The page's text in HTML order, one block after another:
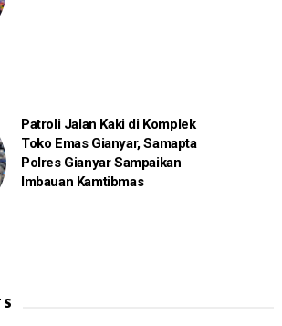
Patroli Jalan Kaki di Komplek
Toko Emas Gianyar, Samapta
Polres Gianyar Sampaikan
Imbauan Kamtibmas